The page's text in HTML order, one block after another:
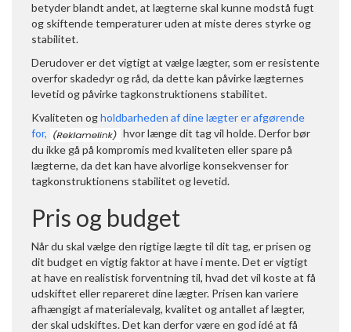
betyder blandt andet, at lægterne skal kunne modstå fugt
og skiftende temperaturer uden at miste deres styrke og
stabilitet.
Derudover er det vigtigt at vælge lægter, som er resistente
overfor skadedyr og råd, da dette kan påvirke lægternes
levetid og påvirke tagkonstruktionens stabilitet.
Kvaliteten ogholdbarheden af dine lægter er afgørende
for,
hvor længe dit tag vil holde. Derfor bør
du ikke gå på kompromis med kvaliteten eller spare på
lægterne, da det kan have alvorlige konsekvenser for
tagkonstruktionens stabilitet og levetid.
Pris og budget
Når du skal vælge den rigtige lægte til dit tag, er prisen og
dit budget en vigtig faktor at have i mente. Det er vigtigt
at have en realistisk forventning til, hvad det vil koste at få
udskiftet eller repareret dine lægter. Prisen kan variere
afhængigt af materialevalg, kvalitet og antallet af lægter,
der skal udskiftes. Det kan derfor være en god idé at få